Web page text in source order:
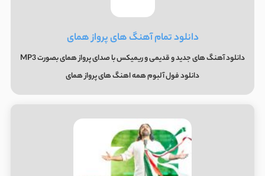
دانلود تمام آهنگ های پرواز همای
دانلود آهنگ های جدید و قدیمی و ریمیکس با صدای پرواز همای بصورت MP3
دانلود فول آلبوم همه اهنگ های پرواز همای